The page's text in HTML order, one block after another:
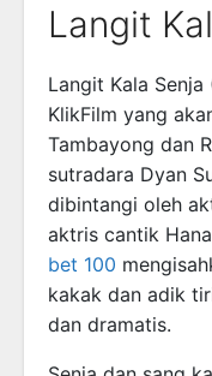
Langit
Langit Kala
KlikFilm yang
Tambayong dan
sutradara Dyan
dibintangi oleh
aktris cantik
bet 100
kakak dan adik
dan dramatis.